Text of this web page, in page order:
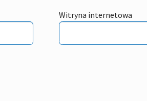
Witryna internetowa